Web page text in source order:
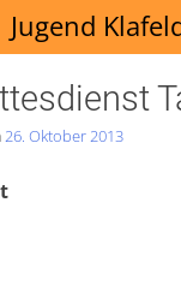
Jugend
26. Oktober 2013